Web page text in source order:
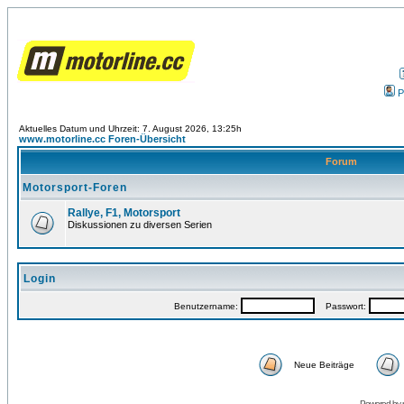
Aktuelles Datum und Uhrzeit: 7. August 2026, 13:25h
www.motorline.cc Foren-Übersicht
Forum
Motorsport-Foren
Rallye, F1, Motorsport
Diskussionen zu diversen Serien
Login
Benutzername: Passwort:
Neue Beiträge